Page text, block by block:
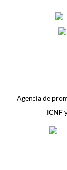
Agencia de
ICNF